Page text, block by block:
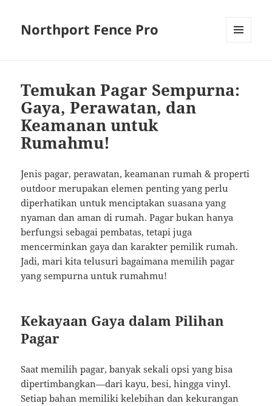
Northport Fence Pro
Temukan Pagar Sempurna:
Gaya, Perawatan, dan
Keamanan untuk
Rumahmu!
Jenis pagar, perawatan, keamanan rumah & properti
outdoor merupakan elemen penting yang perlu
diperhatikan untuk menciptakan suasana yang
nyaman dan aman di rumah. Pagar bukan hanya
berfungsi sebagai pembatas, tetapi juga
mencerminkan gaya dan karakter pemilik rumah.
Jadi, mari kita telusuri bagaimana memilih pagar
yang sempurna untuk rumahmu!
Kekayaan Gaya dalam Pilihan
Pagar
Saat memilih pagar, banyak sekali opsi yang bisa
dipertimbangkan—dari kayu, besi, hingga vinyl.
Setiap bahan memiliki kelebihan dan kekurangan